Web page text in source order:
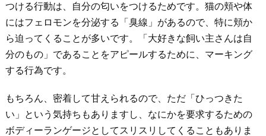
つける行動は、自分の匂いをつけるためです。猫の頬や体
にはフェロモンを分泌する「臭線」があるので、特に頬か
ら迫ってくることが多いです。「大好きな飼い主さんは自
分のもの」であることをアピールするために、マーキング
する行為です。
もちろん、密着して甘えられるので、ただ「ひっつきた
い」という気持ちもありますし、なにかを要求するための
ボディーランゲージとしてスリスリしてくることもありま